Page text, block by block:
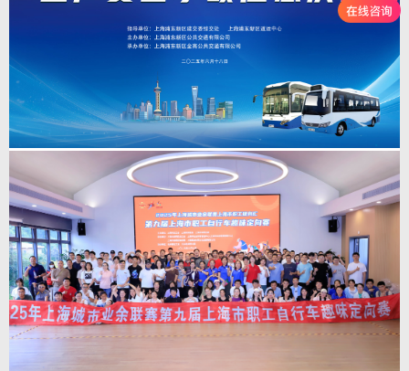
味运动会
职工趣味运动会|“赓续百年工会荣光 谱写新时代新篇章”——2025年上海市交
通委员会职工趣味运动会
查看详情 >
6
2025-7-6
人人讲安全，个个会应急——查找身边安全隐
患：浦东公交开展2025年生产安全事故应急救
援演练
人人讲安全，个个会应急——查找身边安全隐患：浦东公交开展2025年生产
安全事故应急救援演练，今年6月是第24个全国“安全生产月”，结合安全生产
月“人人讲安全，个个会应急——查找身边安全隐患”的活动主题，6月18日，
浦东公交开展生产安全事故应急救援演练。在浦东新区建交委综交处和浦东新
区道运中心指导下，本次演练由浦东公交主办，金高公交承办。